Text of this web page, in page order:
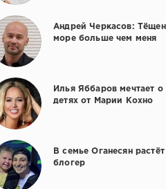
Андрей Черкасов:
море больше чем меня
Илья Яббаров мечтает о
детях от Марии Кохно
В семье Оганесян
блогер